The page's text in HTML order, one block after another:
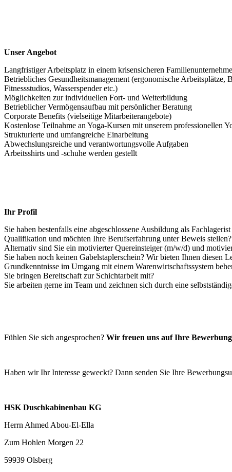
Unser Angebot
Langfristiger Arbeitsplatz in einem krisensicheren
Betriebliches Gesundheitsmanagement (ergonomische Arbeitsplätze,
Fitnessstudios, Wasserspender etc.)
Möglichkeiten zur individuellen Fort- und Weiterbildung
Betrieblicher Vermögensaufbau mit persönlicher Beratung
Corporate Benefits (vielseitige Mitarbeiterangebote)
Kostenlose Teilnahme an Yoga-Kursen mit unserem professionellen
Strukturierte und umfangreiche Einarbeitung
Abwechslungsreiche und verantwortungsvolle Aufgaben
Arbeitsshirts und -schuhe werden gestellt
Ihr Profil
Sie haben bestenfalls eine abgeschlossene Ausbildung als
Qualifikation und möchten Ihre Berufserfahrung unter Beweis stellen?
Alternativ sind Sie ein motivierter Quereinsteiger (m/w/d) und
Sie haben noch keinen Gabelstaplerschein? Wir bieten Ihnen diesen
Grundkenntnisse im Umgang mit einem Warenwirtschaftssystem
Sie bringen Bereitschaft zur Schichtarbeit mit?
Sie arbeiten gerne im Team und zeichnen sich durch eine
Fühlen Sie sich angesprochen? Wir freuen uns auf Ihre
Haben wir Ihr Interesse geweckt? Dann senden Sie Ihre
HSK Duschkabinenbau KG
Herrn Ahmed Abou-El-Ella
Zum Hohlen Morgen 22
59939 Olsberg